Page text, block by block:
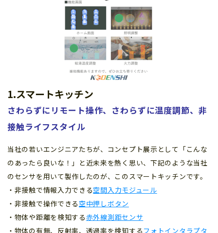
1.スマートキッチン
さわらずにリモート操作、さわらずに温度調節、非
接触ライフスタイル
当社の若いエンジニアたちが、コンセプト展示として「こんな
のあったら良いな！」と近未来を熱く思い、下記のような当社
のセンサを用いて製作したのが、このスマートキッチンです。
・非接触で情報入力できる空間入力モジュール
・非接触で操作できる 空中押しボタン
・物体や距離を検知する赤外線測距センサ
・物体の有無、反射率、透過率を検知する フォトインタラプタ